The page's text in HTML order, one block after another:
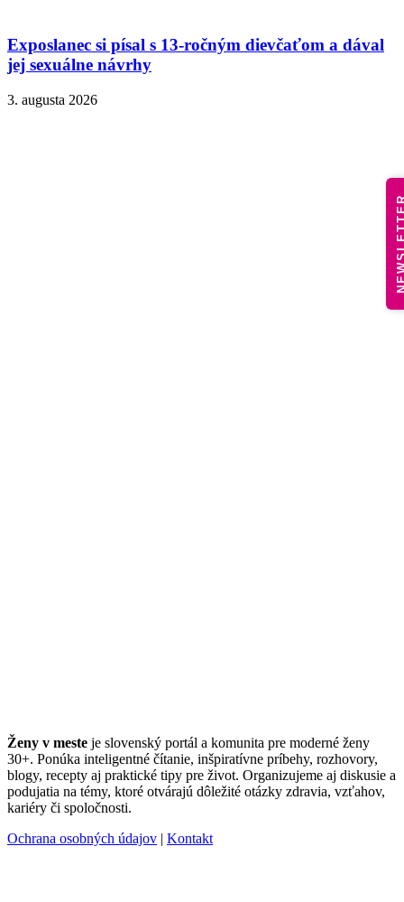
Exposlanec si písal s 13-ročným dievčaťom a dával
jej sexuálne návrhy
3. augusta 2026
Ženy v meste je slovenský portál a komunita pre moderné ženy
30+. Ponúka inteligentné čítanie, inšpiratívne príbehy, rozhovory,
blogy, recepty aj praktické tipy pre život. Organizujeme aj diskusie a
podujatia na témy, ktoré otvárajú dôležité otázky zdravia, vzťahov,
kariéry či spoločnosti.
Ochrana osobných údajov | Kontakt